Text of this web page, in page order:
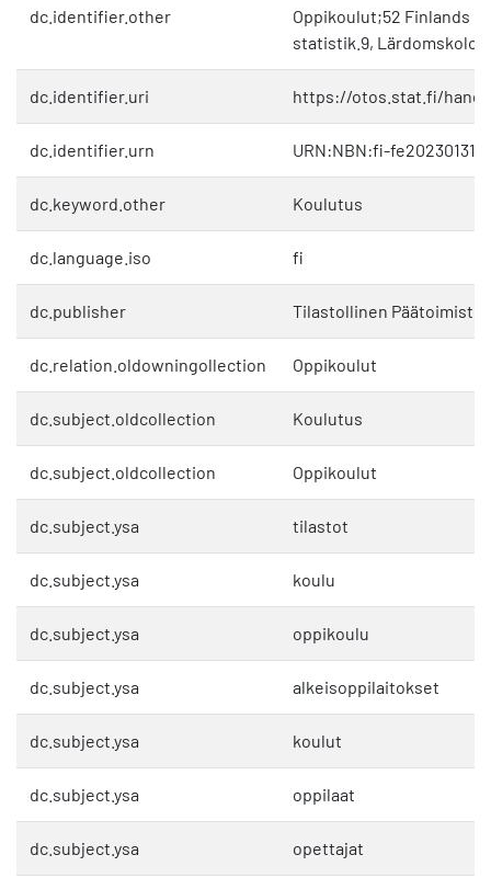
dc.identifier.other
Oppikoulut;52 Finlands
statistik.9,
dc.identifier.uri https://otos.stat.fi/
dc.identifier.urn URN:NBN:fi-
dc.keyword.other Koulutus
dc.language.iso fi
dc.publisher Tilastollinen Päätoimisto
dc.relation.oldowningollection Oppikoulut
dc.subject.oldcollection Koulutus
dc.subject.oldcollection Oppikoulut
dc.subject.ysa tilastot
dc.subject.ysa koulu
dc.subject.ysa oppikoulu
dc.subject.ysa alkeisoppilaitokset
dc.subject.ysa koulut
dc.subject.ysa oppilaat
dc.subject.ysa opettajat